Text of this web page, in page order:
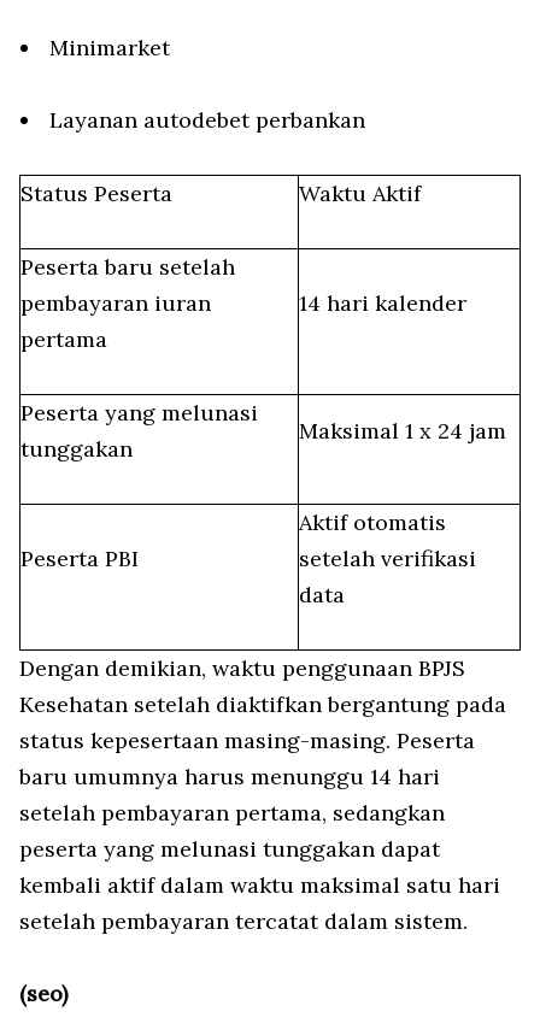
Minimarket
Layanan autodebet perbankan
Status Peserta Waktu Aktif
Peserta baru setelah
pembayaran iuran
pertama
14 hari kalender
Peserta yang melunasi
tunggakan
Maksimal 1 x 24 jam
Peserta PBI
Aktif otomatis
setelah verifikasi
data
Dengan demikian, waktu penggunaan BPJS
Kesehatan setelah diaktifkan bergantung pada
status kepesertaan masing-masing. Peserta
baru umumnya harus menunggu 14 hari
setelah pembayaran pertama, sedangkan
peserta yang melunasi tunggakan dapat
kembali aktif dalam waktu maksimal satu hari
setelah pembayaran tercatat dalam sistem.
(seo)